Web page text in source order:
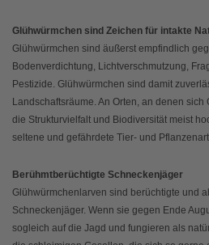
Glühwürmchen sind Zeichen für intakte
Glühwürmchen sind äußerst empfindlich
Bodenverdichtung, Lichtverschmutzung,
Pestizide. Glühwürmchen sind damit
Landschaftsräume. An Orten, an denen
die Strukturvielfalt und Biodiversität meist
seltene und gefährdete Tier- und
Berühmtberüchtigte Schneckenjäger
Glühwürmchenlarven sind berüchtigte und
Schneckenjäger. Wenn sie gegen Ende
sogleich auf die Jagd und fungieren als